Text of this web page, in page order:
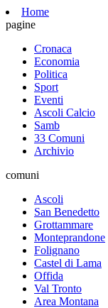
Home
pagine
Cronaca
Economia
Politica
Sport
Eventi
Ascoli Calcio
Samb
33 Comuni
Archivio
comuni
Ascoli
San Benedetto
Grottammare
Monteprandone
Folignano
Castel di Lama
Offida
Val Tronto
Area Montana